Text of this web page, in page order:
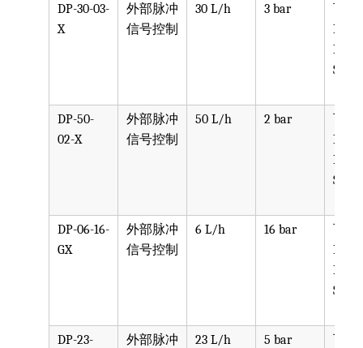
DP-30-03-
X
外部脉冲
信号控制
30 L/h 3 bar
可选
PPV,
PVDF,
SST,
DP-50-
02-X
外部脉冲
信号控制
50 L/h 2 bar
可选
PPV,
PVDF,
SST,
DP-06-16-
GX
外部脉冲
信号控制
6 L/h 16 bar
可选
PPV,
PVDF,
SST,
DP-23-
外部脉冲
23 L/h 5 bar
可选